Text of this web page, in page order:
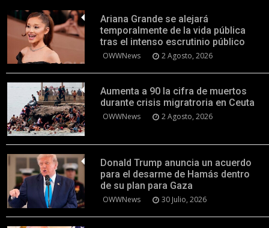
Ariana Grande se alejará
temporalmente de la vida pública
tras el intenso escrutinio público
OWWNews 2 Agosto, 2026
Aumenta a 90 la cifra de muertos
durante crisis migratroria en Ceuta
OWWNews 2 Agosto, 2026
Donald Trump anuncia un acuerdo
para el desarme de Hamás dentro
de su plan para Gaza
OWWNews 30 Julio, 2026